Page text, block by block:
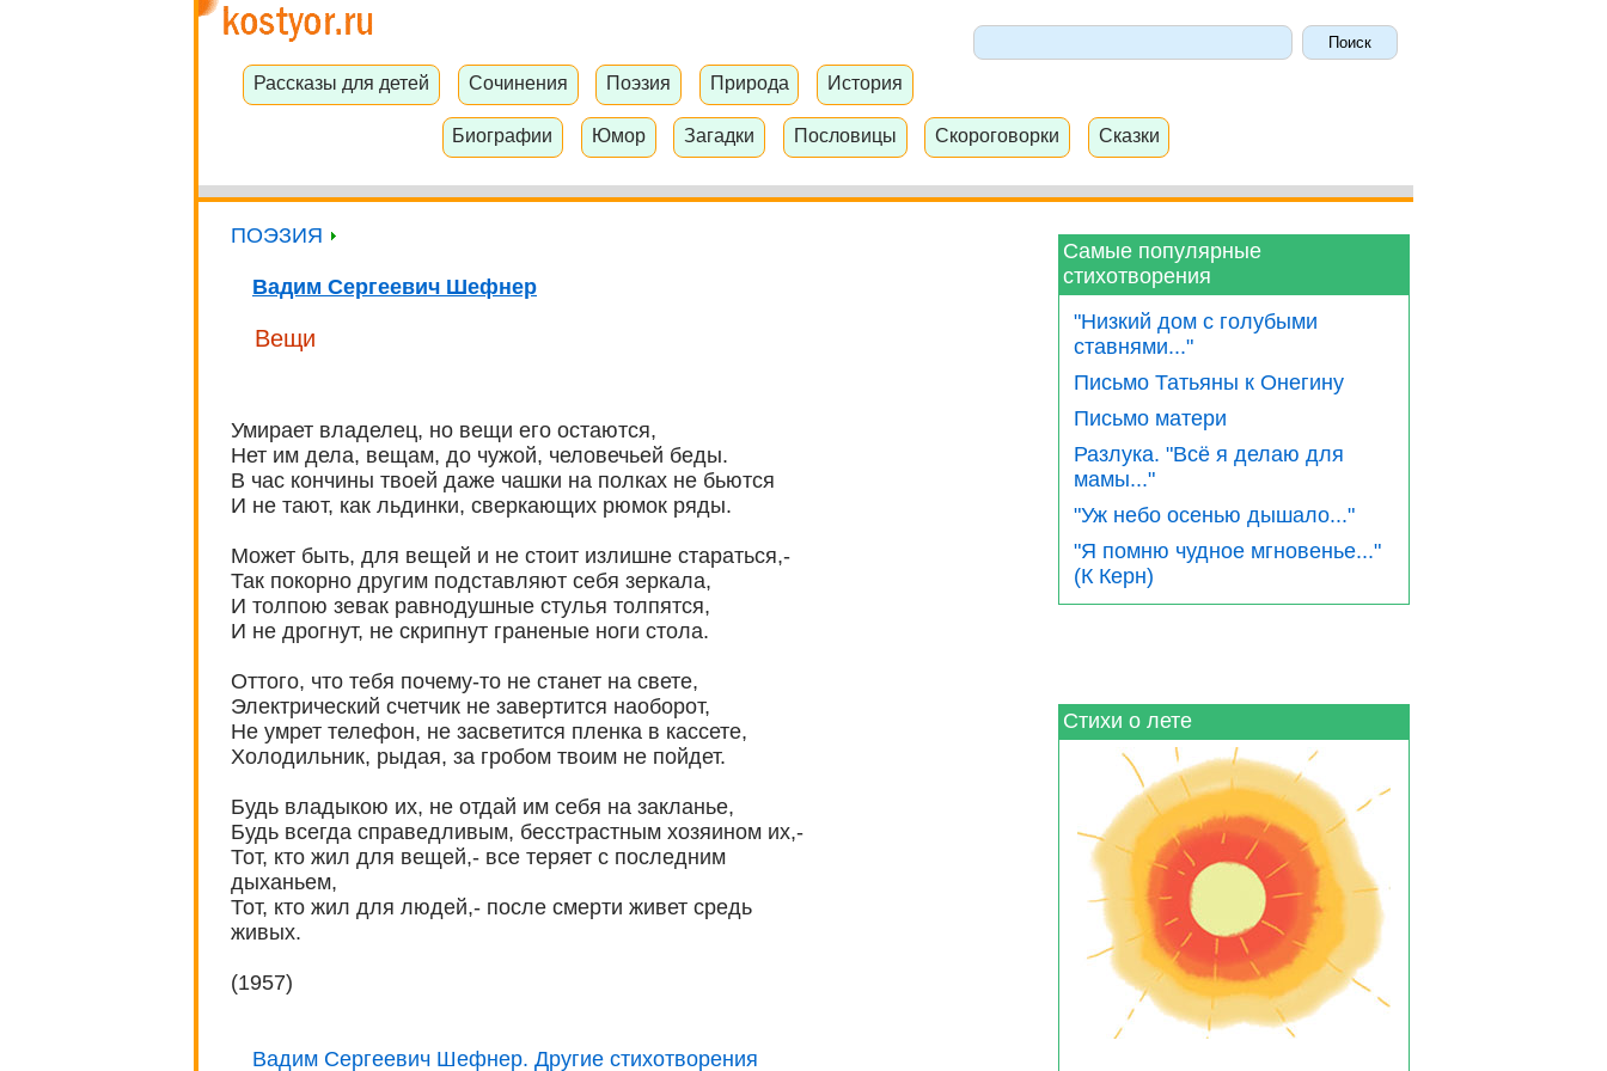
Рассказы для детей Сочинения Поэзия Природа История
Биографии Юмор Загадки Пословицы Скороговорки Сказки
ПОЭЗИЯ
Вадим Сергеевич Шефнер
Вещи
Умирает владелец, но вещи его остаются,
Нет им дела, вещам, до чужой, человечьей беды.
В час кончины твоей даже чашки на полках не бьются
И не тают, как льдинки, сверкающих рюмок ряды.
Может быть, для вещей и не стоит излишне стараться,-
Так покорно другим подставляют себя зеркала,
И толпою зевак равнодушные стулья толпятся,
И не дрогнут, не скрипнут граненые ноги стола.
Оттого, что тебя почему-то не станет на свете,
Электрический счетчик не завертится наоборот,
Не умрет телефон, не засветится пленка в кассете,
Холодильник, рыдая, за гробом твоим не пойдет.
Будь владыкою их, не отдай им себя на закланье,
Будь всегда справедливым, бесстрастным хозяином их,-
Тот, кто жил для вещей,- все теряет с последним
дыханьем,
Тот, кто жил для людей,- после смерти живет средь
живых.
(1957)
Вадим Сергеевич Шефнер. Другие стихотворения
Самые популярные
стихотворения
"Низкий дом с голубыми
ставнями..."
Письмо Татьяны к Онегину
Письмо матери
Разлука. "Всё я делаю для
мамы..."
"Уж небо осенью дышало..."
"Я помню чудное мгновенье..."
(К Керн)
Стихи о лете